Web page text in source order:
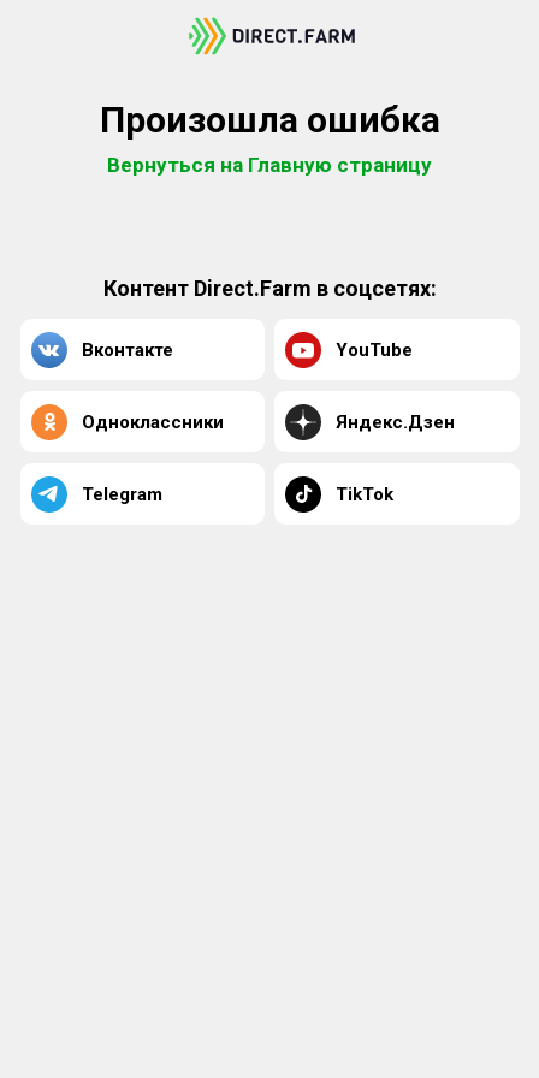
Произошла ошибка
Вернуться на Главную страницу
Контент Direct.Farm в соцсетях:
Вконтакте YouTube
Одноклассники Яндекс.Дзен
Telegram TikTok